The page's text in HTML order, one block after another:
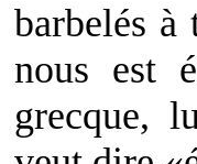
barbelés
nous est
grecque,